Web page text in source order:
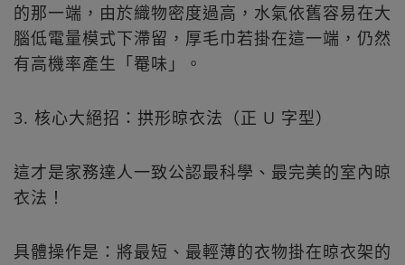
的那一端，由於織物密度過高，水氣依舊容易在大
腦低電量模式下滯留，厚毛巾若掛在這一端，仍然
有高機率產生「罨味」。
3. 核心大絕招：拱形晾衣法（正 U 字型）
這才是家務達人一致公認最科學、最完美的室內晾
衣法！
具體操作是：將最短、最輕薄的衣物掛在晾衣架的